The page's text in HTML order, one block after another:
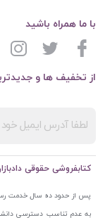
از تخفیف ها و
با ما همراه باشید
کتابفروشی حقوقی
پس از حدود ده سال خدمت
به عدم تناسب دسترسی